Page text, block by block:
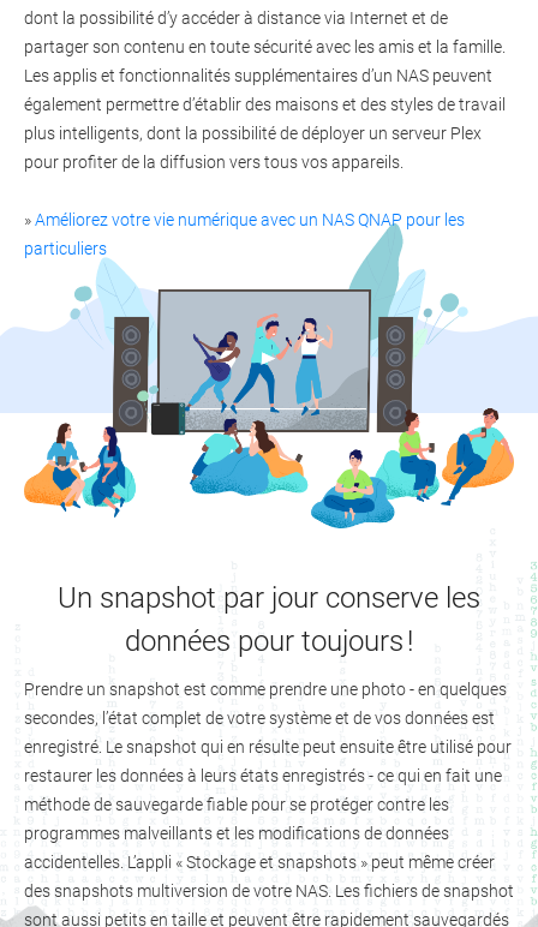
dont la possibilité d’y accéder à distance via Internet et de
partager son contenu en toute sécurité avec les amis et la famille.
Les applis et fonctionnalités supplémentaires d’un NAS peuvent
également permettre d’établir des maisons et des styles de travail
plus intelligents, dont la possibilité de déployer un serveur Plex
pour profiter de la diffusion vers tous vos appareils.
»Améliorez votre vie numérique avec un NAS QNAP pour les
particuliers
Un snapshot par jour conserve les
données pour toujours !
Prendre un snapshot est comme prendre une photo - en quelques
secondes, l’état complet de votre système et de vos données est
enregistré. Le snapshot qui en résulte peut ensuite être utilisé pour
restaurer les données à leurs états enregistrés - ce qui en fait une
méthode de sauvegarde fiable pour se protéger contre les
programmes malveillants et les modifications de données
accidentelles. L’appli « Stockage et snapshots » peut même créer
des snapshots multiversion de votre NAS. Les fichiers de snapshot
sont aussi petits en taille et peuvent être rapidement sauvegardés